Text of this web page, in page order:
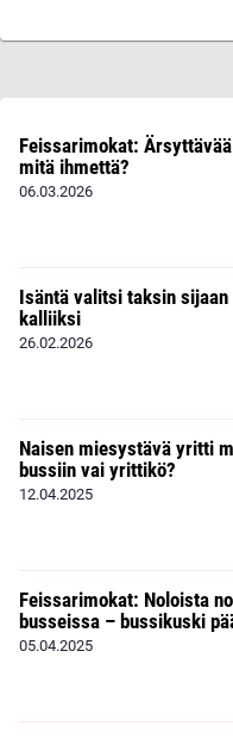
Feissarimokat:
mitä ihmettä?
06.03.2026
Isäntä valitsi taksin
kalliiksi
26.02.2026
Naisen miesystävä yritti
bussiin vai yrittikö?
12.04.2025
Feissarimokat: Noloista
busseissa – bussikuski
05.04.2025